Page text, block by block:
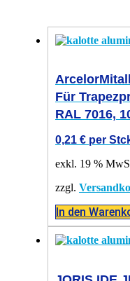
Für
RAL 7016,
0,21 € per
exkl. 19 %
zzgl.
In den